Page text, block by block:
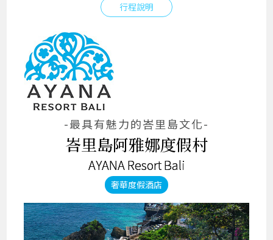
行程說明
-最具有魅力的峇里島文化-
峇里島阿雅娜度假村
AYANA Resort Bali
奢華度假酒店